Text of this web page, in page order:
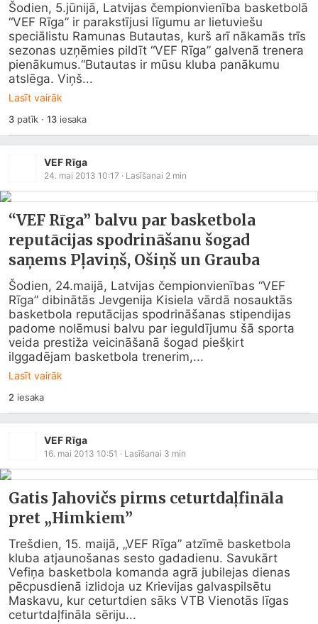
Šodien, 5.jūnijā, Latvijas čempionvienība basketbolā
“VEF Rīga” ir parakstījusi līgumu ar lietuviešu
speciālistu Ramunas Butautas, kurš arī nākamās trīs
sezonas uzņēmies pildīt “VEF Rīga” galvenā trenera
pienākumus.“Butautas ir mūsu kluba panākumu
atslēga. Viņš...
Lasīt vairāk
3patīk ·13iesaka
VEF Rīga
24. mai 2013 10:17 · Lasīšanai 2 min
“VEF Rīga” balvu par basketbola
reputācijas spodrināšanu šogad
saņems Pļaviņš, Ošiņš un Grauba
Šodien, 24.maijā, Latvijas čempionvienības “VEF
Rīga” dibinātās Jevgenija Kisiela vārdā nosauktās
basketbola reputācijas spodrināšanas stipendijas
padome nolēmusi balvu par ieguldījumu šā sporta
veida prestiža veicināšanā šogad piešķirt
ilggadējam basketbola trenerim,...
Lasīt vairāk
2 iesaka
VEF Rīga
16. mai 2013 10:51 · Lasīšanai 3 min
Gatis Jahovičs pirms ceturtdaļfināla
pret „Himkiem”
Trešdien, 15. maijā, „VEF Rīga” atzīmē basketbola
kluba atjaunošanas sesto gadadienu. Savukārt
Vefiņa basketbola komanda agrā jubilejas dienas
pēcpusdienā izlidoja uz Krievijas galvaspilsētu
Maskavu, kur ceturtdien sāks VTB Vienotās līgas
ceturtdaļfināla sēriju...